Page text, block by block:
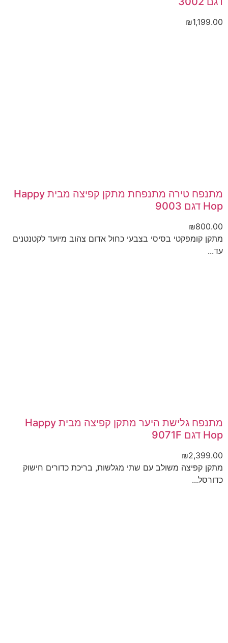
₪1,199.00
מתנפח טירה מתנפחת מתקן קפיצה מבית Happy
Hop דגם 9003
₪800.00
מתקן קומפקטי בסיסי בצבעי כחול אדום צהוב מיועד לקטנטנים
עד...
מתנפח גלישת היער מתקן קפיצה מבית Happy
Hop דגם 9071F
₪2,399.00
מתקן קפיצה משולב עם שתי מגלשות, בריכת כדורים חישוק
כדורסל...